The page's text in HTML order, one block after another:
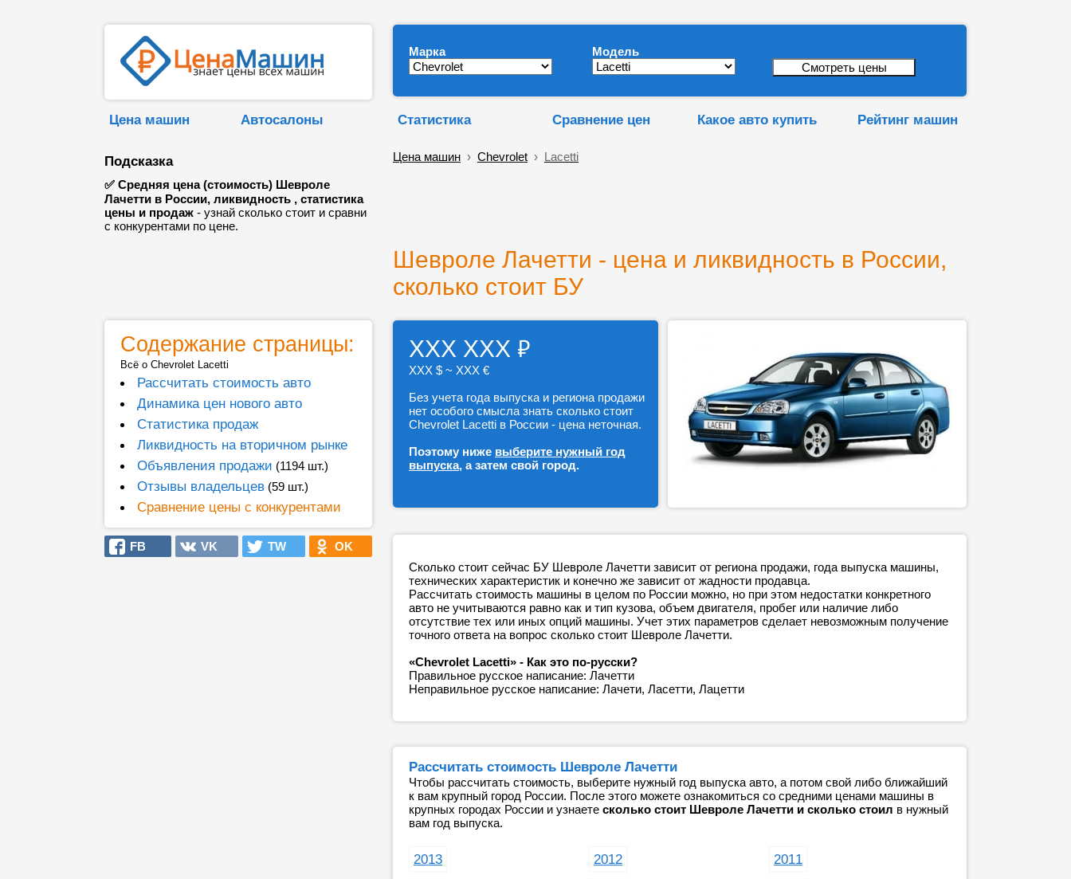
Марка Модель
Цена машин Автосалоны Статистика Сравнение цен Какое авто купить Рейтинг машин
Подсказка
✅ Средняя цена (стоимость) Шевроле
Лачетти в России, ликвидность , статистика
цены и продаж - узнай сколько стоит и сравни
с конкурентами по цене.
Цена машин › Chevrolet › Lacetti
Шевроле Лачетти - цена и ликвидность в России,
сколько стоит БУ
Содержание страницы:
Всё о Chevrolet Lacetti
Рассчитать стоимость авто
Динамика цен нового авто
Статистика продаж
Ликвидность на вторичном рынке
Объявления продажи (1194 шт.)
Отзывы владельцев (59 шт.)
Сравнение цены с конкурентами
FB VK TW OK
ХХХ ХХХ ₽
ХХХ $ ~ ХХХ €
Без учета года выпуска и региона продажи
нет особого смысла знать сколько стоит
Chevrolet Lacetti в России - цена неточная.
Поэтому ниже выберите нужный год
выпуска, а затем свой город.
Сколько стоит сейчас БУ Шевроле Лачетти зависит от региона продажи, года выпуска машины,
технических характеристик и конечно же зависит от жадности продавца.
Рассчитать стоимость машины в целом по России можно, но при этом недостатки конкретного
авто не учитываются равно как и тип кузова, объем двигателя, пробег или наличие либо
отсутствие тех или иных опций машины. Учет этих параметров сделает невозможным получение
точного ответа на вопрос сколько стоит Шевроле Лачетти.
«Chevrolet Lacetti» - Как это по-русски?
Правильное русское написание: Лачетти
Неправильное русское написание: Лачети, Ласетти, Лацетти
Рассчитать стоимость Шевроле Лачетти
Чтобы рассчитать стоимость, выберите нужный год выпуска авто, а потом свой либо ближайший
к вам крупный город России. После этого можете ознакомиться со средними ценами машины в
крупных городах России и узнаете сколько стоит Шевроле Лачетти и сколько стоил в нужный
вам год выпуска.
2013 2012 2011